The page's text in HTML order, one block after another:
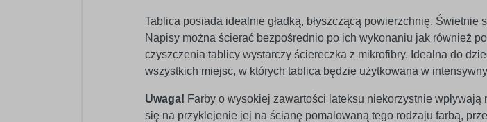
Tablica posiada idealnie gładką, błyszczącą powierzchnię.
Napisy można ścierać bezpośrednio po ich wykonaniu jak również
czyszczenia tablicy wystarczy ściereczka z mikrofibry. Idealna do
wszystkich miejsc, w których tablica będzie użytkowana w
Uwaga! Farby o wysokiej zawartości lateksu niekorzystnie
się na przyklejenie jej na ścianę pomalowaną tego rodzaju farbą,